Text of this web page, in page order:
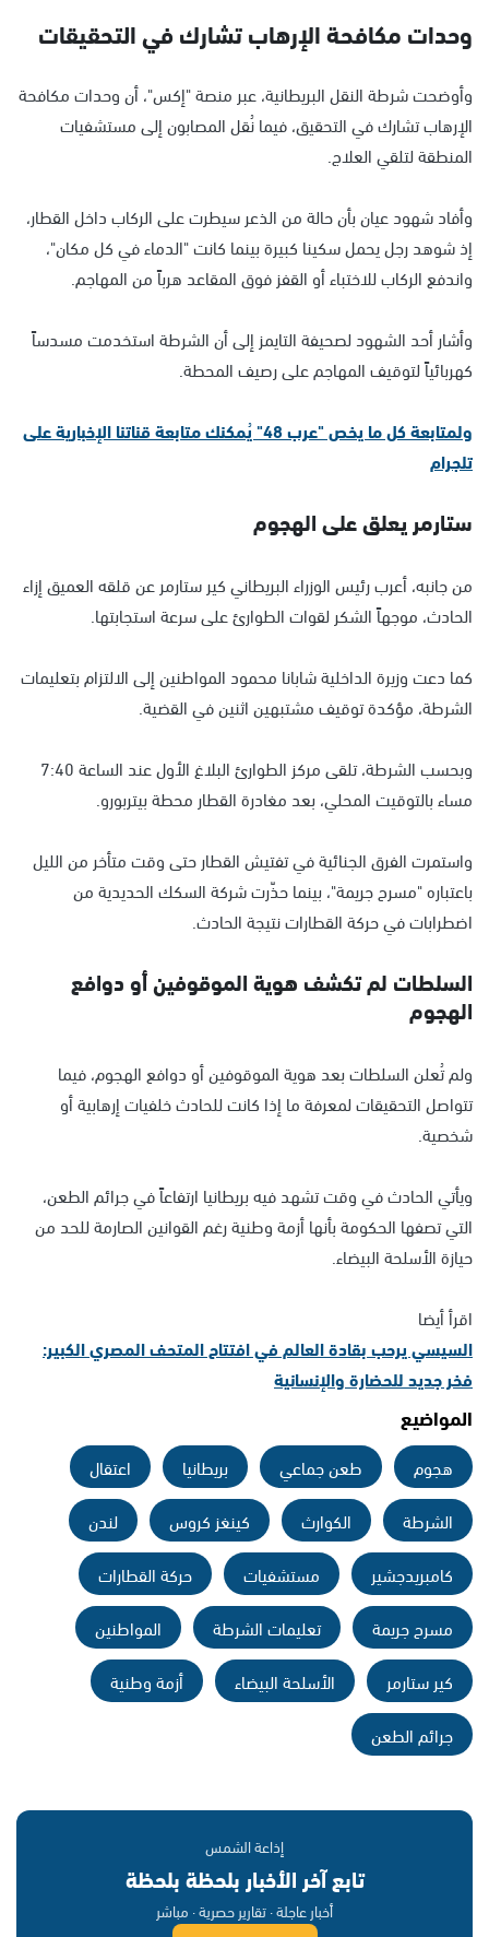
وحدات مكافحة الإرهاب تشارك في التحقيقات
وأوضحت شرطة النقل البريطانية، عبر منصة "إكس"، أن وحدات مكافحة
الإرهاب تشارك في التحقيق، فيما نُقل المصابون إلى مستشفيات
المنطقة لتلقي العلاج.
وأفاد شهود عيان بأن حالة من الذعر سيطرت على الركاب داخل القطار،
إذ شوهد رجل يحمل سكينا كبيرة بينما كانت "الدماء في كل مكان"،
واندفع الركاب للاختباء أو القفز فوق المقاعد هرباً من المهاجم.
وأشار أحد الشهود لصحيفة التايمز إلى أن الشرطة استخدمت مسدساً
كهربائياً لتوقيف المهاجم على رصيف المحطة.
ولمتابعة كل ما يخص "عرب 48" يُمكنك متابعة قناتنا الإخبارية على
تلجرام
ستارمر يعلق على الهجوم
من جانبه، أعرب رئيس الوزراء البريطاني كير ستارمر عن قلقه العميق إزاء
الحادث، موجهاً الشكر لقوات الطوارئ على سرعة استجابتها.
كما دعت وزيرة الداخلية شابانا محمود المواطنين إلى الالتزام بتعليمات
الشرطة، مؤكدة توقيف مشتبهين اثنين في القضية.
وبحسب الشرطة، تلقى مركز الطوارئ البلاغ الأول عند الساعة 7:40
مساء بالتوقيت المحلي، بعد مغادرة القطار محطة بيتربورو.
واستمرت الفرق الجنائية في تفتيش القطار حتى وقت متأخر من الليل
باعتباره "مسرح جريمة"، بينما حذّرت شركة السكك الحديدية من
اضطرابات في حركة القطارات نتيجة الحادث.
السلطات لم تكشف هوية الموقوفين أو دوافع
الهجوم
ولم تُعلن السلطات بعد هوية الموقوفين أو دوافع الهجوم، فيما
تتواصل التحقيقات لمعرفة ما إذا كانت للحادث خلفيات إرهابية أو
شخصية.
ويأتي الحادث في وقت تشهد فيه بريطانيا ارتفاعاً في جرائم الطعن،
التي تصفها الحكومة بأنها أزمة وطنية رغم القوانين الصارمة للحد من
حيازة الأسلحة البيضاء.
اقرأ أيضا
السيسي يرحب بقادة العالم في افتتاح المتحف المصري الكبير:
فخر جديد للحضارة والإنسانية
المواضيع
هجوم طعن جماعي بريطانيا
اعتقال
الشرطة
الكوارث كينغز كروس
لندن
كامبريدجشير
مستشفيات
حركة القطارات
مسرح جريمة
تعليمات الشرطة
المواطنين
كير ستارمر
الأسلحة البيضاء
أزمة وطنية
جرائم الطعن
إذاعة الشمس
تابع آخر الأخبار بلحظة بلحظة
أخبار عاجلة · تقارير حصرية · مباشر